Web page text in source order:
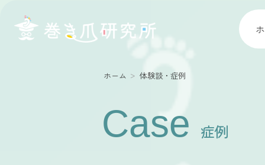
ホーム 体験談・症例
Case 症例